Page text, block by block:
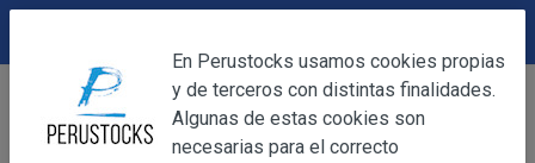
Artesanía Otros Pesebre Andino 084
DEVOLUCIONES
En Perustocks usamos cookies propias
y de terceros con distintas finalidades.
Algunas de estas cookies son
necesarias para el correcto